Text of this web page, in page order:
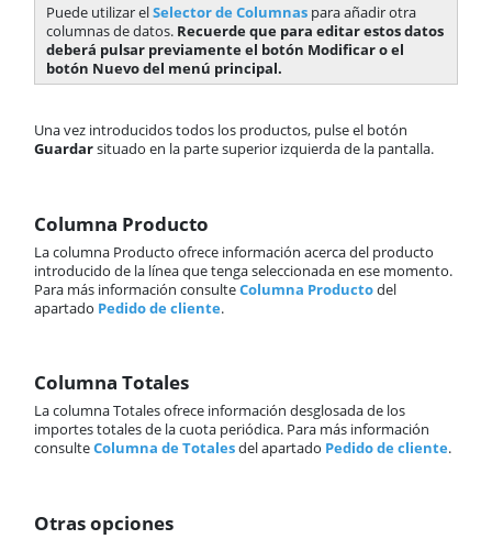
Puede utilizar elSelector de Columnas para añadir otra
columnas de datos. ​ Recuerde que para editar estos datos
deberá pulsar previamente el botón Modificar o el
botón Nuevo del menú principal.
Una vez introducidos todos los productos, pulse el botón
Guardarsituado en la parte superior izquierda de la pantalla.
Columna Producto
La columna Producto ofrece información acerca del producto
introducido de la línea que tenga seleccionada en ese momento.
Para más información consulteColumna Productodel
apartado Pedido de cliente.
Columna Totales
La columna Totales ofrece información desglosada de los
importes totales de la cuota periódica. Para más información
consulteColumna de Totalesdel apartado Pedido de cliente.
Otras opciones